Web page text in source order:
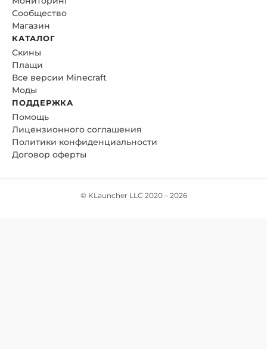
Сообщество
Магазин
КАТАЛОГ
Скины
Плащи
Все версии Minecraft
Моды
ПОДДЕРЖКА
Помощь
Лицензионного соглашения
Политики конфиденциальности
Договор оферты
© KLauncher LLC 2020 – 2026